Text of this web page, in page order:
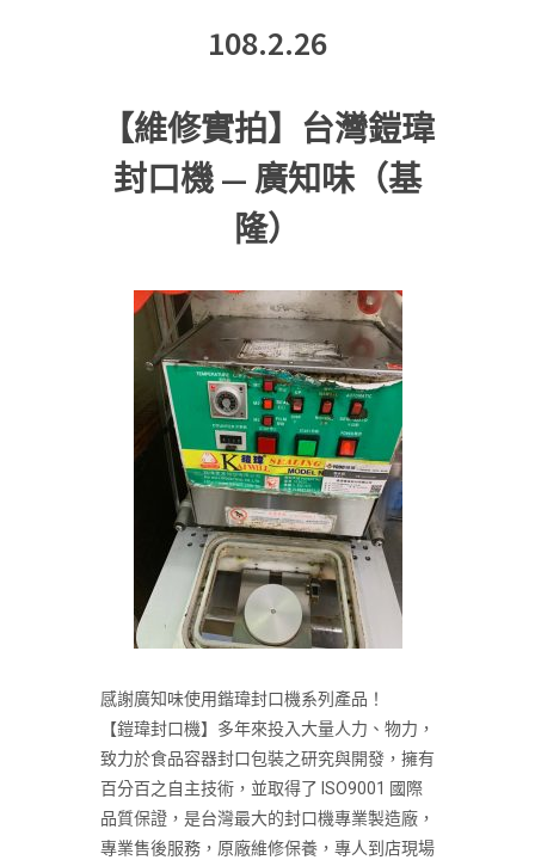
108.2.26
【維修實拍】台灣鎧瑋
封口機 — 廣知味（基
隆）
感謝廣知味使用鍇瑋封口機系列產品！
【鎧瑋封口機】多年來投入大量人力、物力，
致力於食品容器封口包裝之研究與開發，擁有
百分百之自主技術，並取得了 ISO9001 國際
品質保證，是台灣最大的封口機專業製造廠，
專業售後服務，原廠維修保養，專人到店現場